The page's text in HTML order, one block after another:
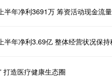
半年净利3691万 筹资活动现金流
半年净利3.69亿 整体经营状况保持
打造医疗健康生态圈